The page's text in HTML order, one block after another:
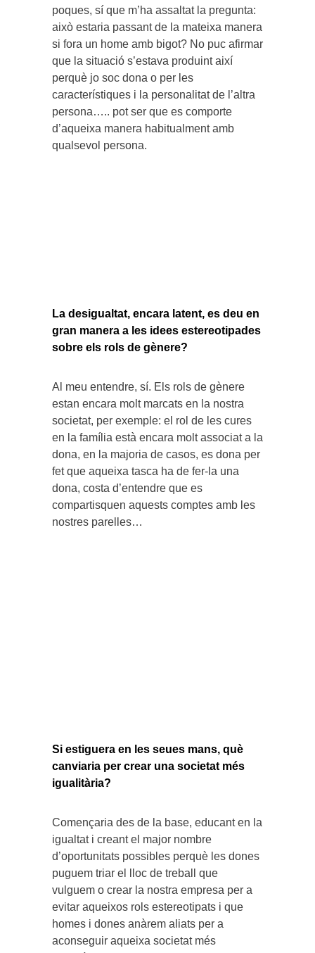
poques, sí que m’ha assaltat la pregunta:
això estaria passant de la mateixa manera
si fora un home amb bigot? No puc afirmar
que la situació s’estava produint així
perquè jo soc dona o per les
característiques i la personalitat de l’altra
persona….. pot ser que es comporte
d’aqueixa manera habitualment amb
qualsevol persona.
La desigualtat, encara latent, es deu en
gran manera a les idees estereotipades
sobre els rols de gènere?
Al meu entendre, sí. Els rols de gènere
estan encara molt marcats en la nostra
societat, per exemple: el rol de les cures
en la família està encara molt associat a la
dona, en la majoria de casos, es dona per
fet que aqueixa tasca ha de fer-la una
dona, costa d’entendre que es
compartisquen aquests comptes amb les
nostres parelles…
Si estiguera en les seues mans, què
canviaria per crear una societat més
igualitària?
Començaria des de la base, educant en la
igualtat i creant el major nombre
d’oportunitats possibles perquè les dones
puguem triar el lloc de treball que
vulguem o crear la nostra empresa per a
evitar aqueixos rols estereotipats i que
homes i dones anàrem aliats per a
aconseguir aqueixa societat més